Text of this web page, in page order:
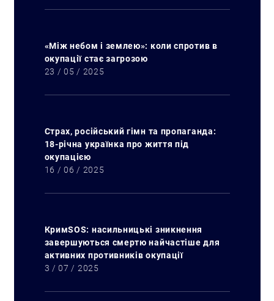
«Між небом і землею»: коли спротив в
окупації стає загрозою
23 / 05 / 2025
Страх, російський гімн та пропаганда:
18-річна українка про життя під
окупацією
16 / 06 / 2025
КримSOS: насильницькі зникнення
завершуються смертю найчастіше для
активних противників окупації
3 / 07 / 2025